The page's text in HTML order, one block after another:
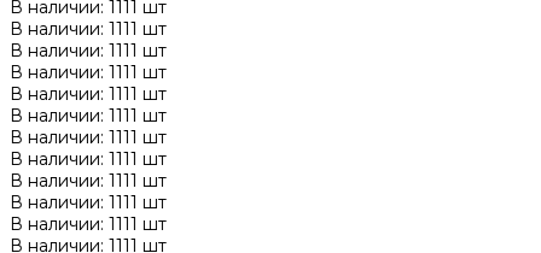
В наличии: 1111 шт
В наличии: 1111 шт
В наличии: 1111 шт
В наличии: 1111 шт
В наличии: 1111 шт
В наличии: 1111 шт
В наличии: 1111 шт
В наличии: 1111 шт
В наличии: 1111 шт
В наличии: 1111 шт
В наличии: 1111 шт
В наличии: 1111 шт